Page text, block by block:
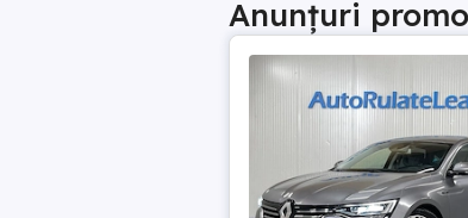
Anunțuri